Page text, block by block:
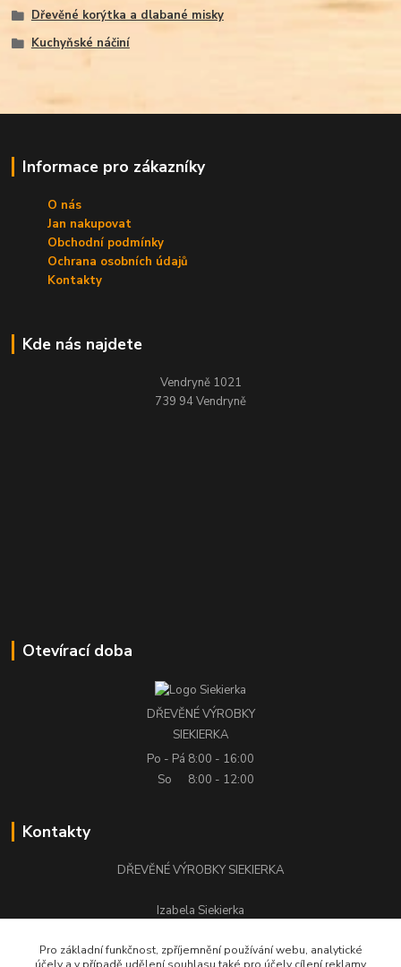
Dřevěné korýtka a dlabané misky
Kuchyňské náčiní
Informace pro zákazníky
O nás
Jan nakupovat
Obchodní podmínky
Ochrana osobních údajů
Kontakty
Kde nás najdete
Vendryně 1021
739 94 Vendryně
Otevírací doba
DŘEVĚNÉ VÝROBKY
SIEKIERKA
Po - Pá 8:00 - 16:00
So
8:00 - 12:00
Kontakty
DŘEVĚNÉ VÝROBKY SIEKIERKA
Izabela Siekierka
Pro základní funkčnost, zpříjemnění používání webu, analytické